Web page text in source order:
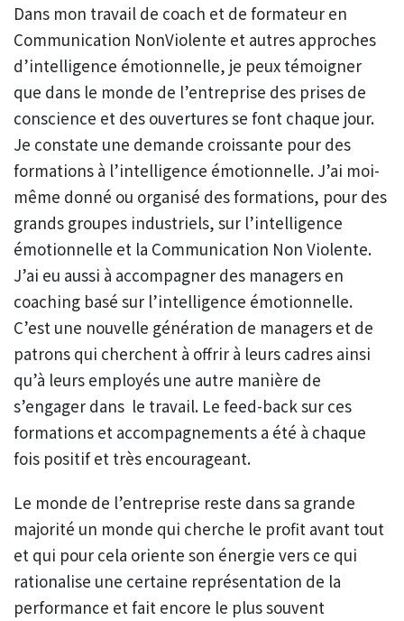
Dans mon travail de coach et de formateur en
Communication NonViolente et autres approches
d’intelligence émotionnelle, je peux témoigner
que dans le monde de l’entreprise des prises de
conscience et des ouvertures se font chaque jour.
Je constate une demande croissante pour des
formations à l’intelligence émotionnelle. J’ai moi-
même donné ou organisé des formations, pour des
grands groupes industriels, sur l’intelligence
émotionnelle et la Communication Non Violente.
J’ai eu aussi à accompagner des managers en
coaching basé sur l’intelligence émotionnelle.
C’est une nouvelle génération de managers et de
patrons qui cherchent à offrir à leurs cadres ainsi
qu’à leurs employés une autre manière de
s’engager dans le travail. Le feed-back sur ces
formations et accompagnements a été à chaque
fois positif et très encourageant.
Le monde de l’entreprise reste dans sa grande
majorité un monde qui cherche le profit avant tout
et qui pour cela oriente son énergie vers ce qui
rationalise une certaine représentation de la
performance et fait encore le plus souvent